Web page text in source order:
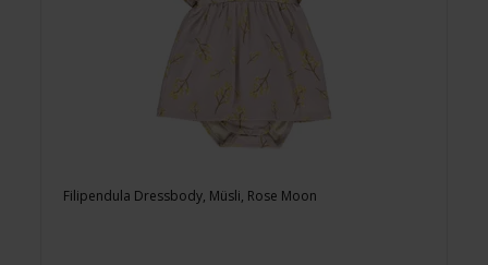
Filipendula Dressbody, Müsli, Rose Moon